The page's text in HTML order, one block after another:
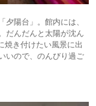
陽台」。館内には、
だんだんと太陽が沈ん
焼き付けたい風景に出
いので、のんびり過ご